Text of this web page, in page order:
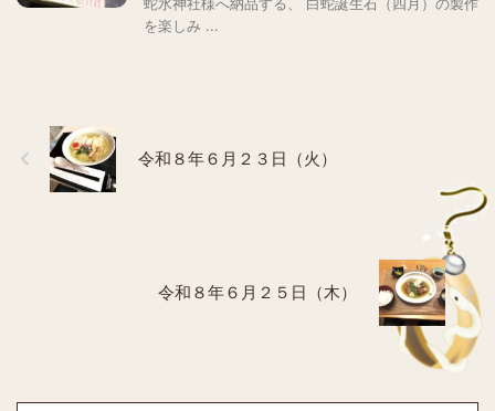
を楽しみ ...
令和８年６月２３日（火）
令和８年６月２５日（木）